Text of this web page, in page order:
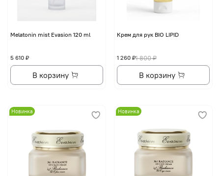
Melatonin mist Evasion 120 ml
5 610 ₽
В корзину
Крем для рук BIO LIPID
1 800 ₽
1 260 ₽
В корзину
Новинка Новинка